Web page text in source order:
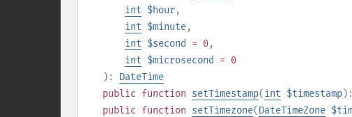
int $hour,
int $minute,
int $second = 0,
int $microsecond
= 0
): DateTime
public function setTimestamp(int $timestamp
public function setTimezone(DateTimeZone